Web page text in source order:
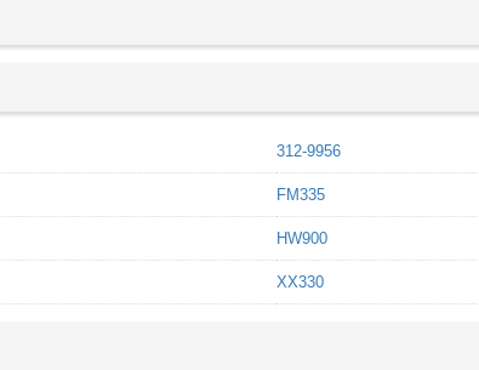
312-9956
FM335
HW900
XX330